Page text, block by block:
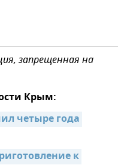
запрещенная на
Крым:
четыре года
к